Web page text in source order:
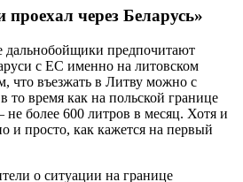
через Беларусь»
дальнобойщики предпочитают
с ЕС именно на литовском
что въезжать в Литву можно с
то время как на польской границе
более 600 литров в месяц. Хотя и
и просто, как кажется на первый